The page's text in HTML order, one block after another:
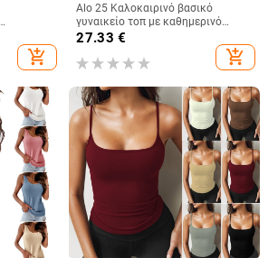
με
add_shopping_cart
Alo 25 Καλοκαιρινό βασικό
γυναικείο τοπ με καθημερινό
αθλητικό στυλ — κομψή γραμμή,
27.33 €
add_shopping_cart